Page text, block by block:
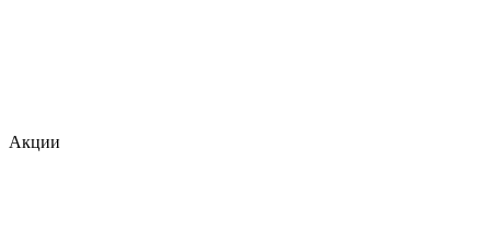
Акции